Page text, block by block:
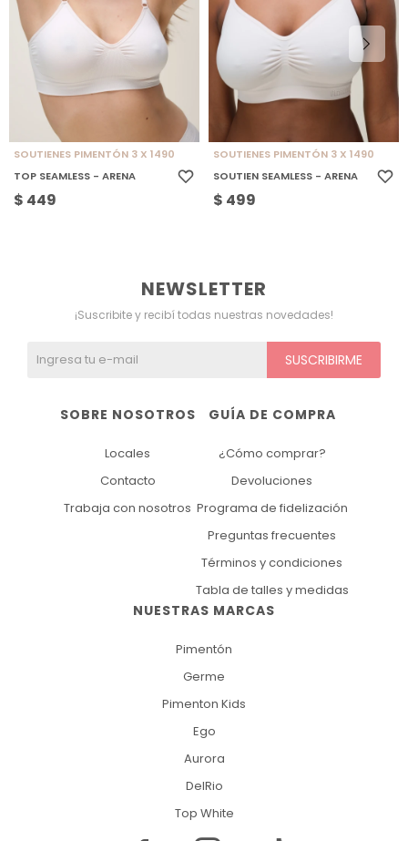
SOUTIENES PIMENTÓN 3 X 1490
TOP SEAMLESS - ARENA
$ 449
SOUTIENES PIMENTÓN 3 X 1490
SOUTIEN SEAMLESS - ARENA
$ 499
NUESTRAS MARCAS
Pimentón
Germe
Pimenton Kids
Ego
Aurora
DelRio
Top White
GUÍA DE COMPRA
¿Cómo comprar?
Devoluciones
Programa de fidelización
Preguntas frecuentes
Términos y condiciones
Tabla de talles y medidas
SOBRE NOSOTROS
Locales
Contacto
Trabaja con nosotros
NEWSLETTER
¡Suscribite y recibí todas nuestras novedades!
SUSCRIBIRME